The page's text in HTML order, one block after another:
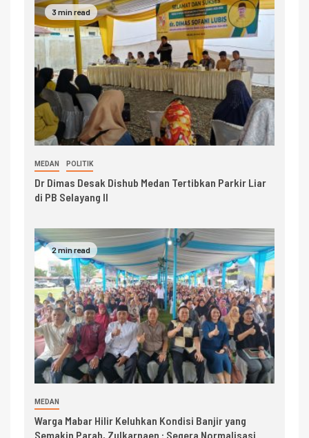
3 min read
MEDAN POLITIK
Dr Dimas Desak Dishub Medan Tertibkan Parkir Liar
di PB Selayang II
2 min read
MEDAN
Warga Mabar Hilir Keluhkan Kondisi Banjir yang
Semakin Parah, Zulkarnaen : Segera Normalisasi